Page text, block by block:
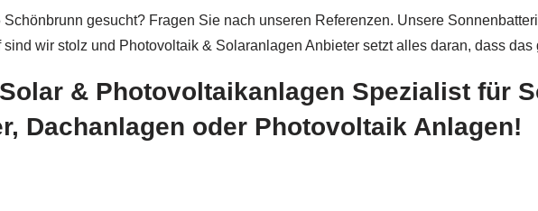
gesucht? Fragen Sie nach unseren Referenzen. Unsere
wir stolz und Photovoltaik & Solaranlagen Anbieter setzt alles daran, dass
& Photovoltaikanlagen Spezialist für
Dachanlagen oder Photovoltaik Anlagen!